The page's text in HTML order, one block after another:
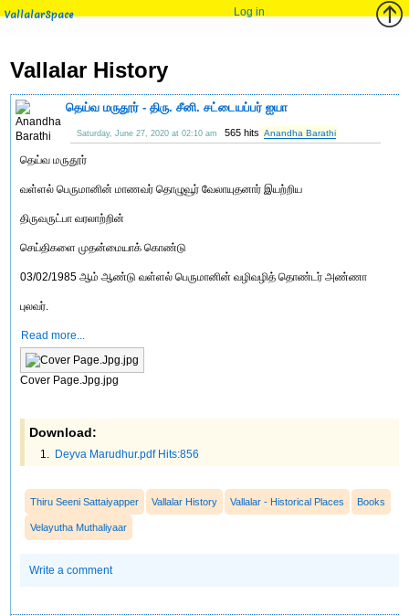
VallalarSpace Log in
Vallalar History
தெய்வ மருதூர் - திரு. சீனி. சட்டையப்பர் ஐயா
Saturday, June 27, 2020 at 02:10 am 565 hits Anandha Barathi
தெய்வ மருதூர்
வள்ளல் பெருமானின் மாணவர் தொழுவூர் வேலாயுதனார் இயற்றிய
திருவருட்பா வரலாற்றின்
செய்திகளை முதன்மையாக் கொண்டு
03/02/1985 ஆம் ஆண்டு வள்ளல் பெருமானின் வழிவழித் தொண்டர் அண்ணா
புலவர்.
Read more...
Cover Page.Jpg.jpg
Download:
Deyva Marudhur.pdf Hits:856
Thiru Seeni Sattaiyapper Vallalar History Vallalar - Historical Places Books
Velayutha Muthaliyaar
Write a comment